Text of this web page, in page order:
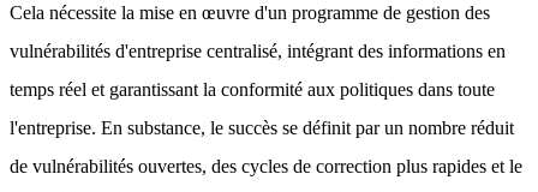
Cela nécessite la mise en œuvre d'un programme de gestion des
vulnérabilités d'entreprise centralisé, intégrant des informations en
temps réel et garantissant la conformité aux politiques dans toute
l'entreprise. En substance, le succès se définit par un nombre réduit
de vulnérabilités ouvertes, des cycles de correction plus rapides et le